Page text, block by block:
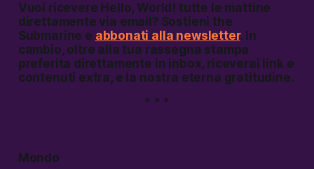
Vuoi ricevere Hello, World! tutte le mattine
direttamente via email? Sostieni the
Submarine e abbonati alla newsletter. In
cambio, oltre alla tua rassegna stampa
preferita direttamente in inbox, riceverai link e
contenuti extra, e la nostra eterna gratitudine.
* * *
Mondo